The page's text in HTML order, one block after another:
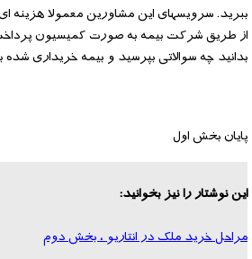
ببرید. سرویسهای این مشاورین معمولا هزینه
از طریق شرکت بیمه به صورت کمیسیون
بدانید ‌چه‌ سوالاتی بپرسید‌ و‌ بیمه خریداری
پایان بخش اول
این نوشتار را نیز بخوانید:
مراحل خرید ملک در انتاریو ، بخش دوم